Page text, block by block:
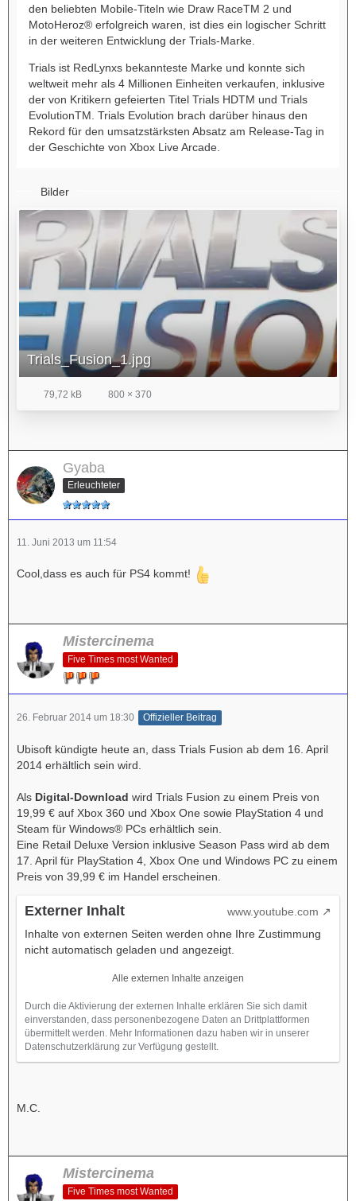
den beliebten Mobile-Titeln wie Draw RaceTM 2 und
MotoHeroz® erfolgreich waren, ist dies ein logischer Schritt
in der weiteren Entwicklung der Trials-Marke.
Trials ist RedLynxs bekannteste Marke und konnte sich
weltweit mehr als 4 Millionen Einheiten verkaufen, inklusive
der von Kritikern gefeierten Titel Trials HDTM und Trials
EvolutionTM. Trials Evolution brach darüber hinaus den
Rekord für den umsatzstärksten Absatz am Release-Tag in
der Geschichte von Xbox Live Arcade.
Bilder
Trials_Fusion_1.jpg
79,72 kB 800 × 370
Gyaba
Erleuchteter
11. Juni 2013 um 11:54
Cool,dass es auch für PS4 kommt!
Mistercinema
Five Times most Wanted
26. Februar 2014 um 18:30 Offizieller Beitrag
Ubisoft kündigte heute an, dass Trials Fusion ab dem 16. April
2014 erhältlich sein wird.
Als Digital-Download wird Trials Fusion zu einem Preis von
19,99 € auf Xbox 360 und Xbox One sowie PlayStation 4 und
Steam für Windows® PCs erhältlich sein.
Eine Retail Deluxe Version inklusive Season Pass wird ab dem
17. April für PlayStation 4, Xbox One und Windows PC zu einem
Preis von 39,99 € im Handel erscheinen.
Externer Inhalt
www.youtube.com
Inhalte von externen Seiten werden ohne Ihre Zustimmung
nicht automatisch geladen und angezeigt.
Alle externen Inhalte anzeigen
Durch die Aktivierung der externen Inhalte erklären Sie sich damit
einverstanden, dass personenbezogene Daten an Drittplattformen
übermittelt werden. Mehr Informationen dazu haben wir in unserer
Datenschutzerklärung zur Verfügung gestellt.
M.C.
Mistercinema
Five Times most Wanted